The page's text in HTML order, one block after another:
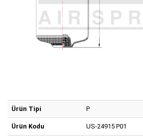
Ürün Tipi P
Ürün Kodu US-24915 P01